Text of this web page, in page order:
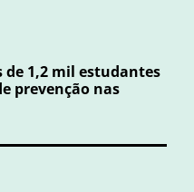
de 1,2 mil estudantes
prevenção nas